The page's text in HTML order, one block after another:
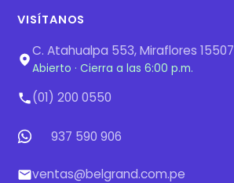
VISÍTANOS
C. Atahualpa 553, Miraflores 15507
Abierto · Cierra a las 6:00 p.m.
(01) 200 0550
937 590 906
ventas@belgrand.com.pe